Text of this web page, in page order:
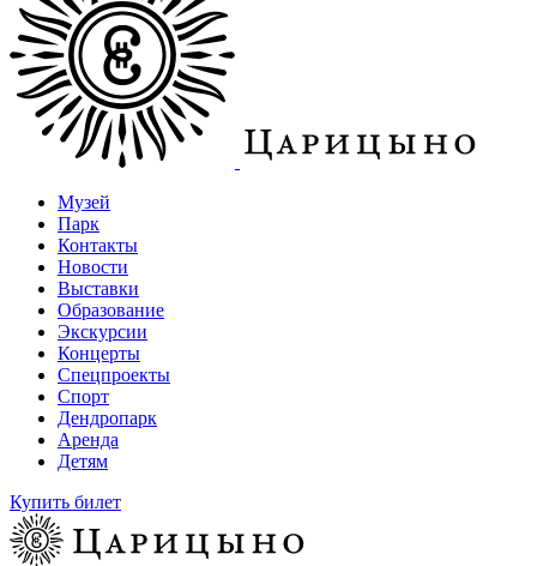
Музей
Парк
Контакты
Новости
Выставки
Образование
Экскурсии
Концерты
Спецпроекты
Спорт
Дендропарк
Аренда
Детям
Купить билет